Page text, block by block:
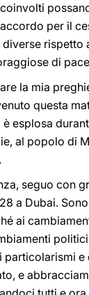
per il
rispetto
di
la mia
questa
esplosa
al popolo di
seguo con
a Dubai.
ai
politici
particolarismi e
e